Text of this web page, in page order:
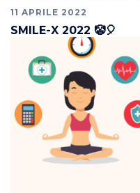
11 APRILE 2022
SMILE-X 2022 🤡🎈